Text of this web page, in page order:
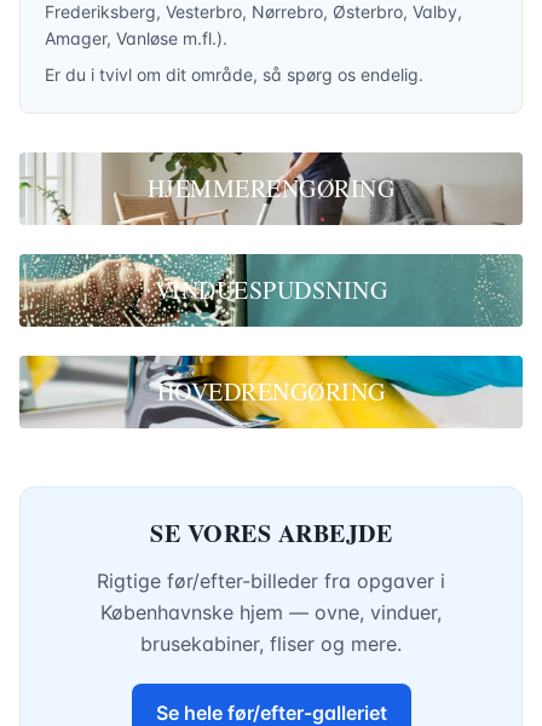
Frederiksberg, Vesterbro, Nørrebro, Østerbro, Valby,
Amager, Vanløse m.fl.).
Er du i tvivl om dit område, så spørg os endelig.
HJEMMERENGØRING
VINDUESPUDSNING
HOVEDRENGØRING
SE VORES ARBEJDE
Rigtige før/efter-billeder fra opgaver i
Københavnske hjem — ovne, vinduer,
brusekabiner, fliser og mere.
Se hele før/efter-galleriet